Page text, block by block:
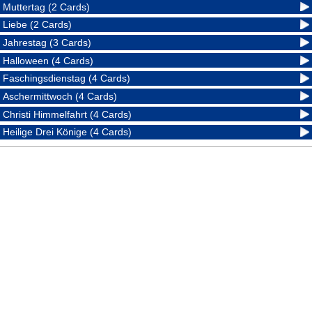
Muttertag (2 Cards)
Liebe (2 Cards)
Jahrestag (3 Cards)
Halloween (4 Cards)
Faschingsdienstag (4 Cards)
Aschermittwoch (4 Cards)
Christi Himmelfahrt (4 Cards)
Heilige Drei Könige (4 Cards)